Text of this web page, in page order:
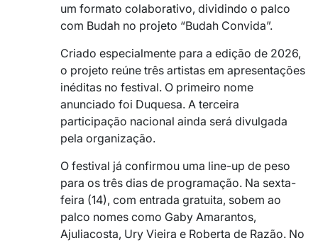
um formato colaborativo, dividindo o palco
com Budah no projeto “Budah Convida”.
Criado especialmente para a edição de 2026,
o projeto reúne três artistas em apresentações
inéditas no festival. O primeiro nome
anunciado foi Duquesa. A terceira
participação nacional ainda será divulgada
pela organização.
O festival já confirmou uma line-up de peso
para os três dias de programação. Na sexta-
feira (14), com entrada gratuita, sobem ao
palco nomes como Gaby Amarantos,
Ajuliacosta, Ury Vieira e Roberta de Razão. No